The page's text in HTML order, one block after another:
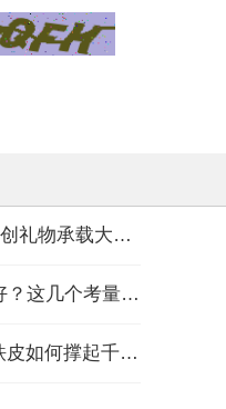
徽章,冰箱贴,书签：定制中秋文创礼物承载大团圆！
夜光徽章定制找哪家工厂比较好？这几个考量维度要记住！
二次元动漫IP文创徽章：一块铁皮如何撑起千亿“谷子经济”？